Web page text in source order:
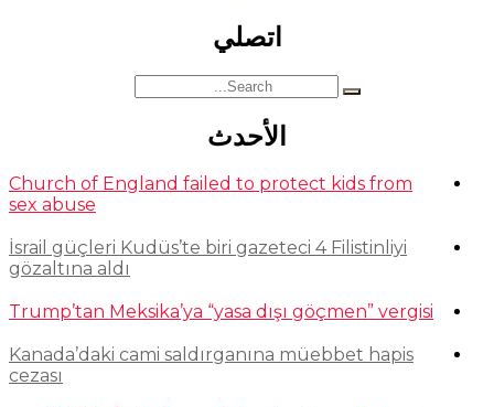
اتصلي
Search
for:
الأحدث
Church of England failed to protect kids from
sex abuse
İsrail güçleri Kudüs’te biri gazeteci 4 Filistinliyi
gözaltına aldı
Trump’tan Meksika’ya “yasa dışı göçmen” vergisi
Kanada’daki cami saldırganına müebbet hapis
cezası